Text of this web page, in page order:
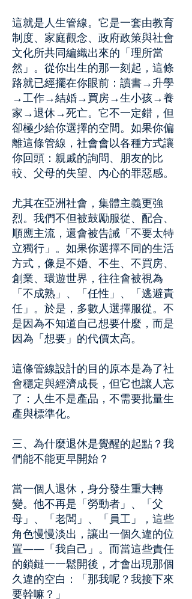
這就是人生管線。它是一套由教育
制度、家庭觀念、政府政策與社會
文化所共同編織出來的「理所當
然」。從你出生的那一刻起，這條
路就已經擺在你眼前：讀書→升學
→工作→結婚→買房→生小孩→養
家→退休→死亡。它不一定錯，但
卻極少給你選擇的空間。如果你偏
離這條管線，社會會以各種方式讓
你回頭：親戚的詢問、朋友的比
較、父母的失望、內心的罪惡感。
尤其在亞洲社會，集體主義更強
烈。我們不但被鼓勵服從、配合、
順應主流，還會被告誡「不要太特
立獨行」。如果你選擇不同的生活
方式，像是不婚、不生、不買房、
創業、環遊世界，往往會被視為
「不成熟」、「任性」、「逃避責
任」。於是，多數人選擇服從。不
是因為不知道自己想要什麼，而是
因為「想要」的代價太高。
這條管線設計的目的原本是為了社
會穩定與經濟成長，但它也讓人忘
了：人生不是產品，不需要批量生
產與標準化。
三、為什麼退休是覺醒的起點？我
們能不能更早開始？
當一個人退休，身分發生重大轉
變。他不再是「勞動者」、「父
母」、「老闆」、「員工」，這些
角色慢慢淡出，讓出一個久違的位
置——「我自己」。而當這些責任
的鎖鏈一一鬆開後，才會出現那個
久違的空白：「那我呢？我接下來
要幹嘛？」